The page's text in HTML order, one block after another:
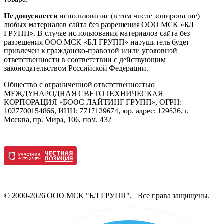
Не допускается использование (в том числе копирование)
любых материалов сайта без разрешения ООО МСК «БЛ
ГРУПП». В случае использования материалов сайта без
разрешения ООО МСК «БЛ ГРУПП» нарушитель будет
привлечен к гражданско-правовой и/или уголовной
ответственности в соответствии с действующим
законодательством Российской Федерации.
Общество с ограниченной ответственностью
МЕЖДУНАРОДНАЯ СВЕТОТЕХНИЧЕСКАЯ
КОРПОРАЦИЯ «БООС ЛАЙТИНГ ГРУПП», ОГРН:
1027700154866, ИНН: 7717129674, юр. адрес: 129626, г.
Москва, пр. Мира, 106, пом. 432
© 2000-2026 ООО МСК "БЛ ГРУПП". Все права защищены.